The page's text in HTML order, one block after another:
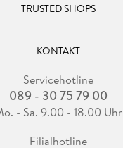
TRUSTED SHOPS
KONTAKT
Servicehotline
089 - 30 75 79 00
- Sa. 9.00 - 18.00 Uhr
Filialhotline